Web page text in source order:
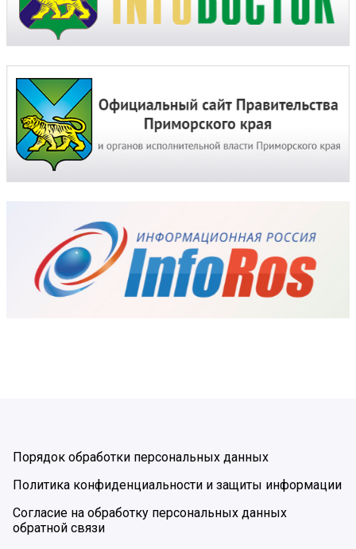
Порядок обработки персональных данных
Политика конфиденциальности и защиты информации
Согласие на обработку персональных данных
обратной связи